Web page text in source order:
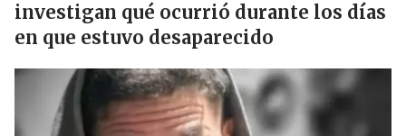
investigan qué ocurrió durante los días
en que estuvo desaparecido